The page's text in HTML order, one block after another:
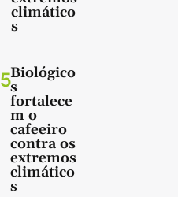
climático
s
5Biológico
s
fortalece
m o
cafeeiro
contra os
extremos
climático
s